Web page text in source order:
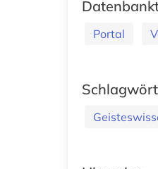
Portal